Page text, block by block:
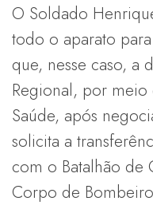
O Soldado
todo o aparato
que, nesse caso, a
Regional, por meio
Saúde, após
solicita a
com o Batalhão de
Corpo de